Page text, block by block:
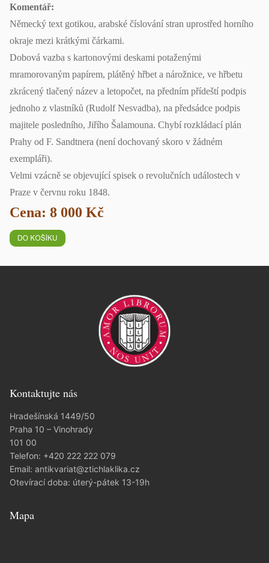
Komentář:
Německý text gotikou, arabské číslování stran uprostřed horního
okraje mezi krátkými čárkami.
Dobová vazba s kartonovými deskami potaženými
mramorovaným papírem, plátěný hřbet a nárožnice, ve hřbetu
zkrácený tlačený název a letopočet, na předním přídeští podpis
jednoho z vlastníků (Rudolf Nesvadba), na předsádce podpis
majitele posledního, Jiřího Šalamouna. Chybí rozkládací plán
Prahy od F. Sandtnera (není dochovaný skoro v žádném
exempláři).
Velmi vzácně se objevující spisek o revolučních událostech v
Praze v červnu roku 1848.
Cena: 8 000 Kč
Kontaktujte nás
Hradešínská 1449/50
Praha 10 – Vinohrady
101 00
Telefon: +420 222 222 079
Email: antikvariat@ztichlaklika.cz
Otevírací doba: úterý-pátek 13-19h
Mapa